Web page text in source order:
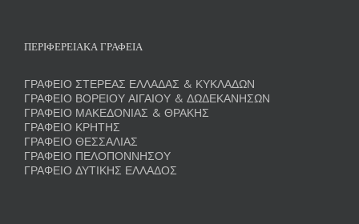
ΠΕΡΙΦΕΡΕΙΑΚΑ ΓΡΑΦΕΙΑ
ΓΡΑΦΕΙΟ ΣΤΕΡΕΑΣ ΕΛΛΑΔΑΣ & ΚΥΚΛΑΔΩΝ
ΓΡΑΦΕΙΟ ΒΟΡΕΙΟΥ ΑΙΓΑΙΟΥ & ΔΩΔΕΚΑΝΗΣΩΝ
ΓΡΑΦΕΙΟ ΜΑΚΕΔΟΝΙΑΣ & ΘΡΑΚΗΣ
ΓΡΑΦΕΙΟ ΚΡΗΤΗΣ
ΓΡΑΦΕΙΟ ΘΕΣΣΑΛΙΑΣ
ΓΡΑΦΕΙΟ ΠΕΛΟΠΟΝΝΗΣΟΥ
ΓΡΑΦΕΙΟ ΔΥΤΙΚΗΣ ΕΛΛΑΔΟΣ